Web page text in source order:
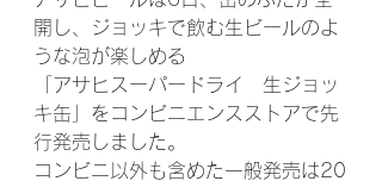
開し、ジョッキで飲む生ビールのよ
うな泡が楽しめる
「アサヒスーパードライ　生ジョッ
キ缶」をコンビニエンスストアで先
行発売しました。
コンビニ以外も含めた一般発売は20